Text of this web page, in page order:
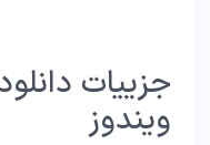
ویندوز